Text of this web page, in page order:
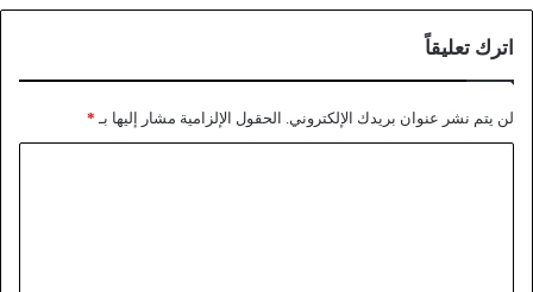
اترك تعليقاً
لن يتم نشر عنوان بريدك الإلكتروني. الحقول الإلزامية مشار إليها بـ *